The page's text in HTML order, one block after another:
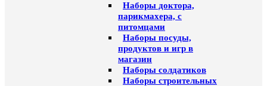
Наборы доктора,
парикмахера, с
питомцами
Наборы посуды,
продуктов и игр в
магазин
Наборы солдатиков
Наборы строительных